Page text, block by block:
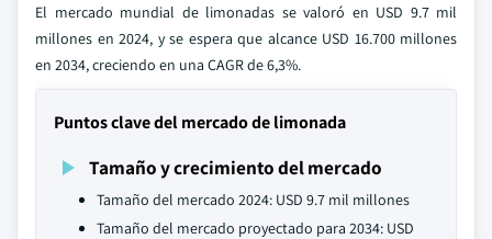
El mercado mundial de limonadas se valoró en USD 9.7 mil
millones en 2024, y se espera que alcance USD 16.700 millones
en 2034, creciendo en una CAGR de 6,3%.
Puntos clave del mercado de limonada
Tamaño y crecimiento del mercado
Tamaño del mercado 2024: USD 9.7 mil millones
Tamaño del mercado proyectado para 2034: USD